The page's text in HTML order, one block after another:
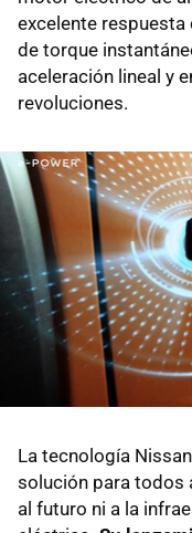
excelente
de torque
aceleración lineal y
revoluciones.
La tecnología
solución para todos
al futuro ni a la